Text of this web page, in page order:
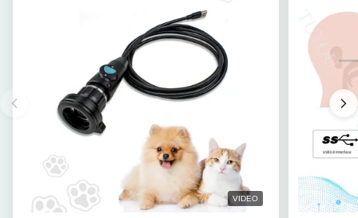
VIDEO